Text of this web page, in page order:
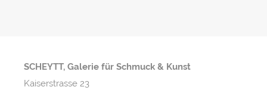
SCHEYTT, Galerie für Schmuck & Kunst
Kaiserstrasse 23